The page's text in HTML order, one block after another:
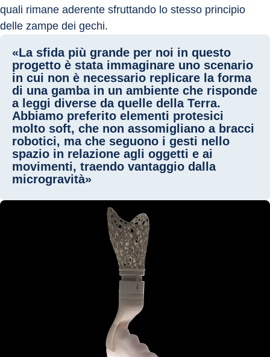
quali rimane aderente sfruttando lo stesso principio
delle zampe dei gechi.
«La sfida più grande per noi in questo
progetto è stata immaginare uno scenario
in cui non è necessario replicare la forma
di una gamba in un ambiente che risponde
a leggi diverse da quelle della Terra.
Abbiamo preferito elementi protesici
molto soft, che non assomigliano a bracci
robotici, ma che seguono i gesti nello
spazio in relazione agli oggetti e ai
movimenti, traendo vantaggio dalla
microgravità»